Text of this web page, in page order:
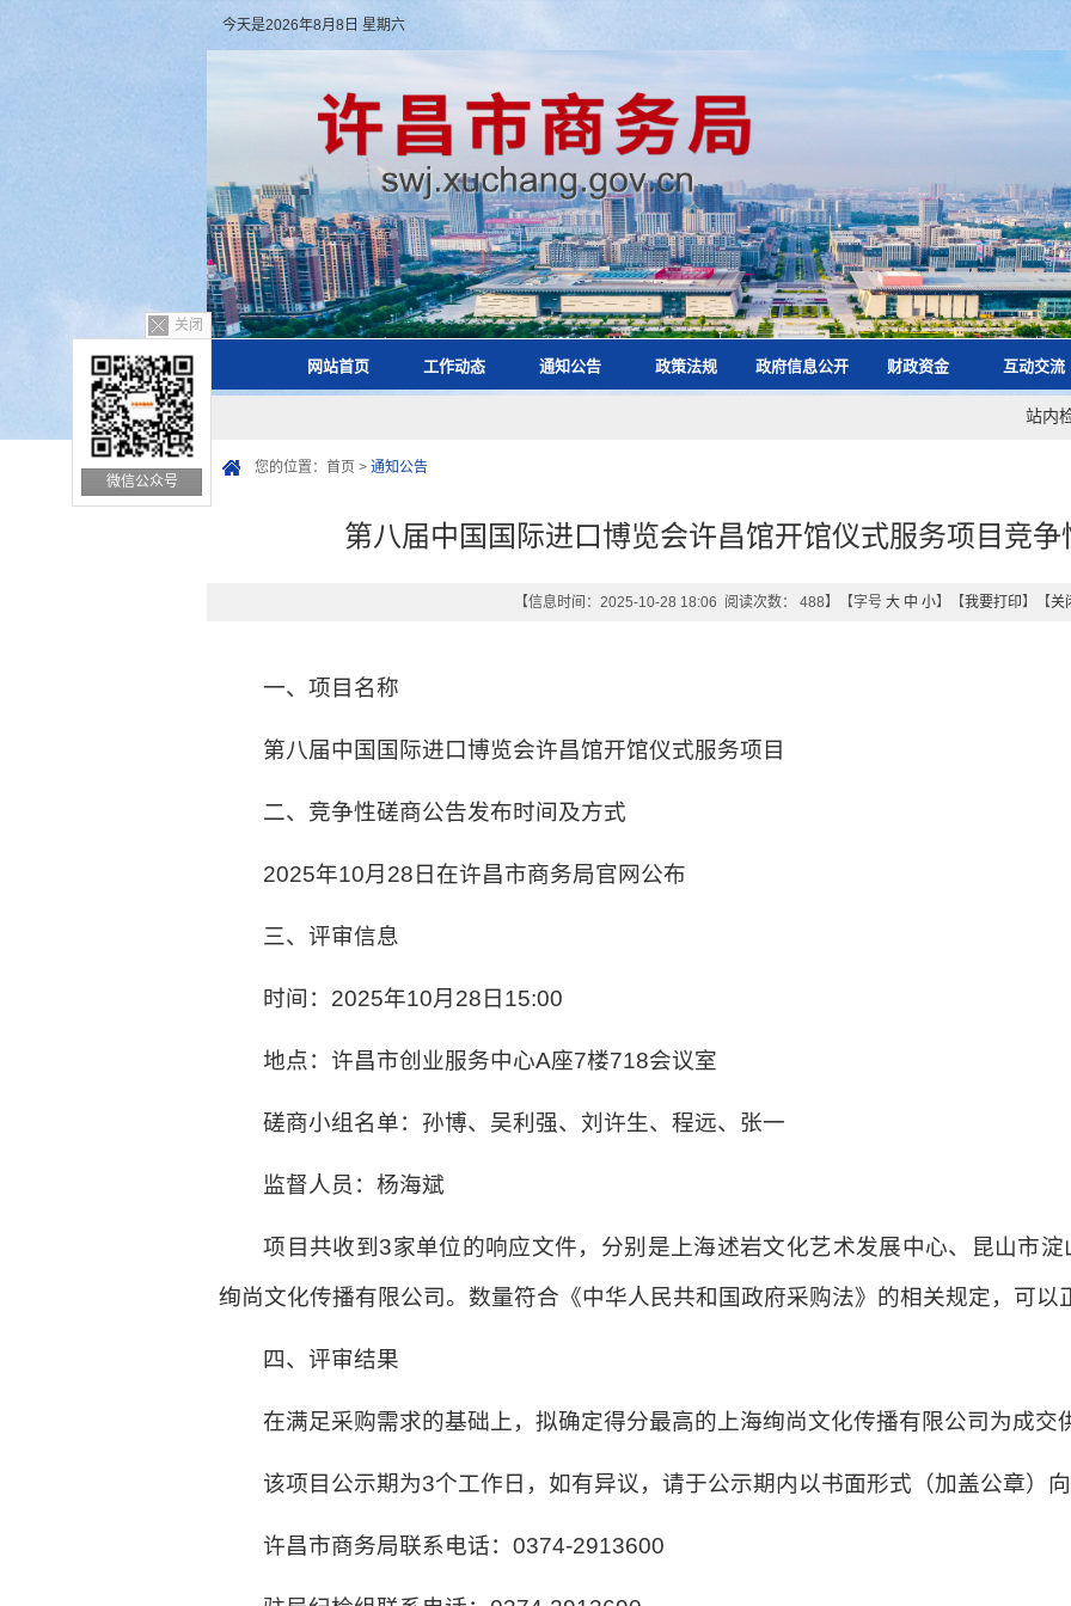
今天是2026年8月8日 星期六
网站首页 工作动态 通知公告 政策法规 政府信息公开 财政资金 互动交流
站内
关闭
微信公众号
您的位置： 首页 > 通知公告
第八届中国国际进口博览会许昌馆开馆仪式服务项目竞
【信息时间：2025-10-28 18:06 阅读次数： 488】【字号 大 中 小】【我要打印】【关
一、项目名称
第八届中国国际进口博览会许昌馆开馆仪式服务项目
二、竞争性磋商公告发布时间及方式
2025年10月28日在许昌市商务局官网公布
三、评审信息
时间：2025年10月28日15:00
地点：许昌市创业服务中心A座7楼718会议室
磋商小组名单：孙博、吴利强、刘许生、程远、张一
监督人员：杨海斌
项目共收到3家单位的响应文件，分别是上海述岩文化艺术发展中心、昆山市
绚尚文化传播有限公司。数量符合《中华人民共和国政府采购法》的相关规定，可以
四、评审结果
在满足采购需求的基础上，拟确定得分最高的上海绚尚文化传播有限公司为成交
该项目公示期为3个工作日，如有异议，请于公示期内以书面形式（加盖公章）向
许昌市商务局联系电话：0374-2913600